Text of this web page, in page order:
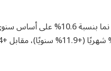
وانخفض الإنفاق الاستهلاكي بنسبة 6.6% على أساس شهري،